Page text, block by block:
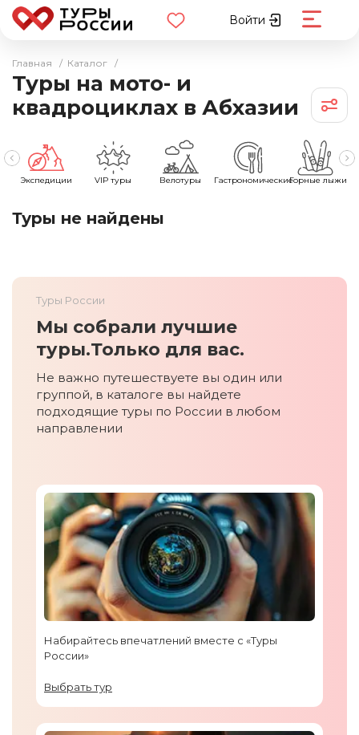
Войти
Главная / Каталог /
Туры на мото- и
квадроциклах в Абхазии
Экспедиции VIP туры Велотуры ГастрономическиеГорные лыжи
Туры не найдены
Туры России
Мы собрали лучшие
туры.Только для вас.
Не важно путешествуете вы один или
группой, в каталоге вы найдете
подходящие туры по России в любом
направлении
Набирайтесь впечатлений вместе с «Туры
России»
Выбрать тур